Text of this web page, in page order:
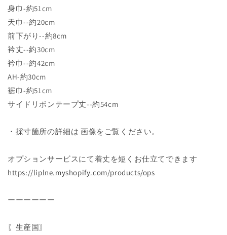
身巾-約51cm
天巾--約20cm
前下がり--約8cm
衿丈--約30cm
衿巾--約42cm
AH-約30cm
裾巾-約51cm
サイドリボンテープ丈--約54cm
・採寸箇所の詳細は 画像をご覧ください。
オプションサービスにて着丈を短くお仕立てできます
https://liplne.myshopify.com/products/ops
ーーーーーー
〖生産国〗